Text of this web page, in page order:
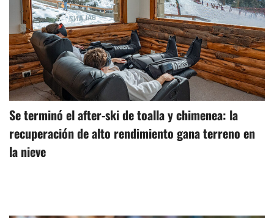
Se terminó el after-ski de toalla y chimenea: la
recuperación de alto rendimiento gana terreno en
la nieve